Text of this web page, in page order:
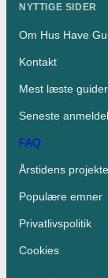
NYTTIGE SIDER
Om Hus Have
Kontakt
Mest læste guider
Seneste
FAQ
Årstidens
Populære emner
Privatlivspolitik
Cookies